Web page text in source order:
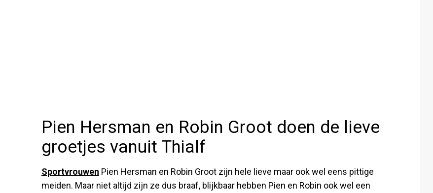
Pien Hersman en Robin Groot doen de lieve
groetjes vanuit Thialf
Sportvrouwen Pien Hersman en Robin Groot zijn hele lieve maar ook wel eens pittige
meiden. Maar niet altijd zijn ze dus braaf, blijkbaar hebben Pien en Robin ook wel een